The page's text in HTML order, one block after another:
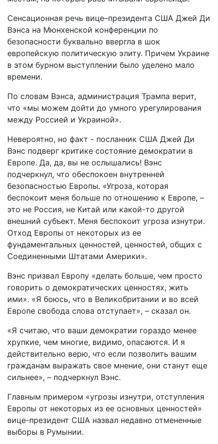
Сенсационная речь вице–президента США Джей Ди
Вэнса на Мюнхенской конференции по
безопасности буквально ввергла в шок
европейскую политическую элиту. Причем Украине
в этом бурном выступлении было уделено мало
времени.
По словам Вэнса, администрация Трампа верит,
что «мы можем дойти до умного урегулирования
между Россией и Украиной».
Невероятно, но факт - посланник США Джей Ди
Вэнс подверг критике состояние демократии в
Европе. Да, да, вы не ослышались! Вэнс
подчеркнул, что обеспокоен внутренней
безопасностью Европы. «Угроза, которая
беспокоит меня больше по отношению к Европе, –
это не Россия, не Китай или какой-то другой
внешний субъект. Меня беспокоит угроза изнутри.
Отход Европы от некоторых из ее
фундаментальных ценностей, ценностей, общих с
Соединенными Штатами Америки».
Вэнс призвал Европу «делать больше, чем просто
говорить о демократических ценностях, жить
ими». «Я боюсь, что в Великобритании и во всей
Европе свобода слова отступает», – сказал он.
«Я считаю, что ваши демократии гораздо менее
хрупкие, чем многие, видимо, опасаются. И я
действительно верю, что если позволить вашим
гражданам выражать свое мнение, они станут еще
сильнее», – подчеркнул Вэнс.
Главным примером «угрозы изнутри, отступления
Европы от некоторых из ее основных ценностей»
вице-президент США назвал недавно отмененные
выборы в Румынии.